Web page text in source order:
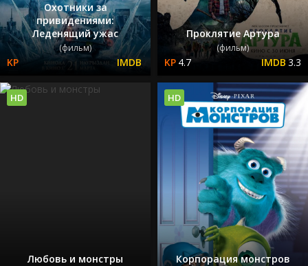
Охотники за
привидениями:
Леденящий ужас
(фильм)
Проклятие Артура
(фильм)
4.7 3.3
Любовь и монстры
HD
Корпорация монстров
HD